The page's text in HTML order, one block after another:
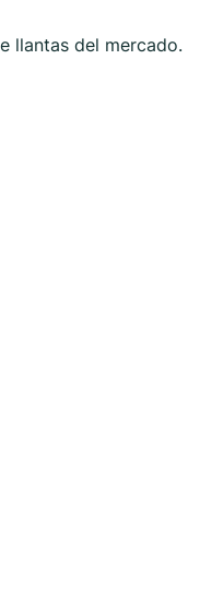
llantas del mercado.